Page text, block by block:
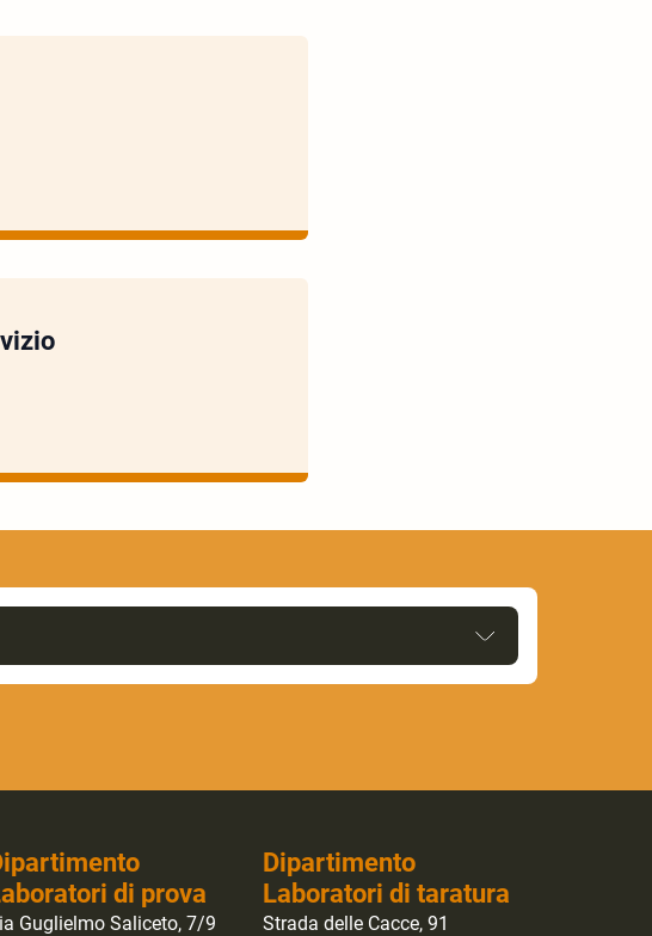
di prova
Guglielmo Saliceto, 7/9
Dipartimento
Laboratori di taratura
Strada delle Cacce, 91